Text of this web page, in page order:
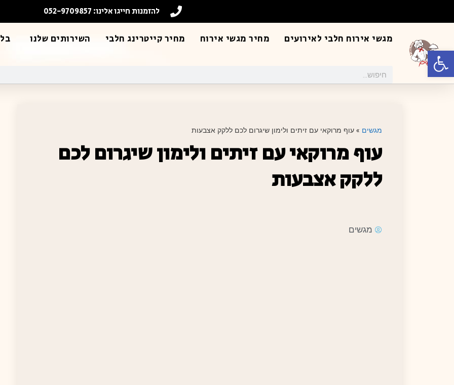
פתח סרגל נגישות
להזמנות חייגו אלינו: 052-9709857
מגשי אירוח חלבי לאירועים מחיר מגשי אירוח מחיר קייטרינג חלבי השירותים שלנו
מגשים » עוף מרוקאי עם זיתים ולימון שיגרום לכם ללקק אצבעות
עוף מרוקאי עם זיתים ולימון שיגרום לכם
ללקק אצבעות
מגשים